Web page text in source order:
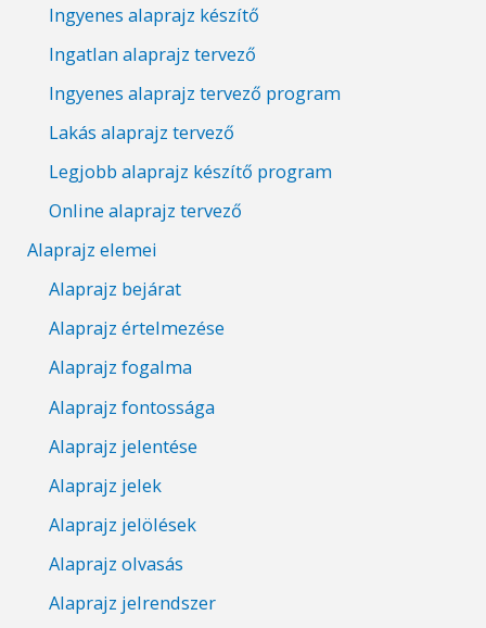
Ingyenes alaprajz készítő
Ingatlan alaprajz tervező
Ingyenes alaprajz tervező program
Lakás alaprajz tervező
Legjobb alaprajz készítő program
Online alaprajz tervező
Alaprajz elemei
Alaprajz bejárat
Alaprajz értelmezése
Alaprajz fogalma
Alaprajz fontossága
Alaprajz jelentése
Alaprajz jelek
Alaprajz jelölések
Alaprajz olvasás
Alaprajz jelrendszer